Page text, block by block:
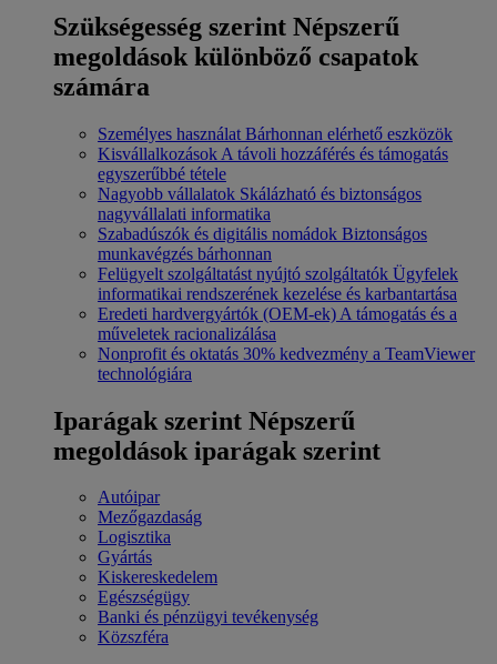
Szükségesség szerint Népszerű
megoldások különböző csapatok
számára
Személyes használat Bárhonnan elérhető eszközök
Kisvállalkozások A távoli hozzáférés és támogatás
egyszerűbbé tétele
Nagyobb vállalatok Skálázható és biztonságos
nagyvállalati informatika
Szabadúszók és digitális nomádok Biztonságos
munkavégzés bárhonnan
Felügyelt szolgáltatást nyújtó szolgáltatók Ügyfelek
informatikai rendszerének kezelése és karbantartása
Eredeti hardvergyártók (OEM-ek) A támogatás és a
műveletek racionalizálása
Nonprofit és oktatás 30% kedvezmény a TeamViewer
technológiára
Iparágak szerint Népszerű
megoldások iparágak szerint
Autóipar
Mezőgazdaság
Logisztika
Gyártás
Kiskereskedelem
Egészségügy
Banki és pénzügyi tevékenység
Közszféra